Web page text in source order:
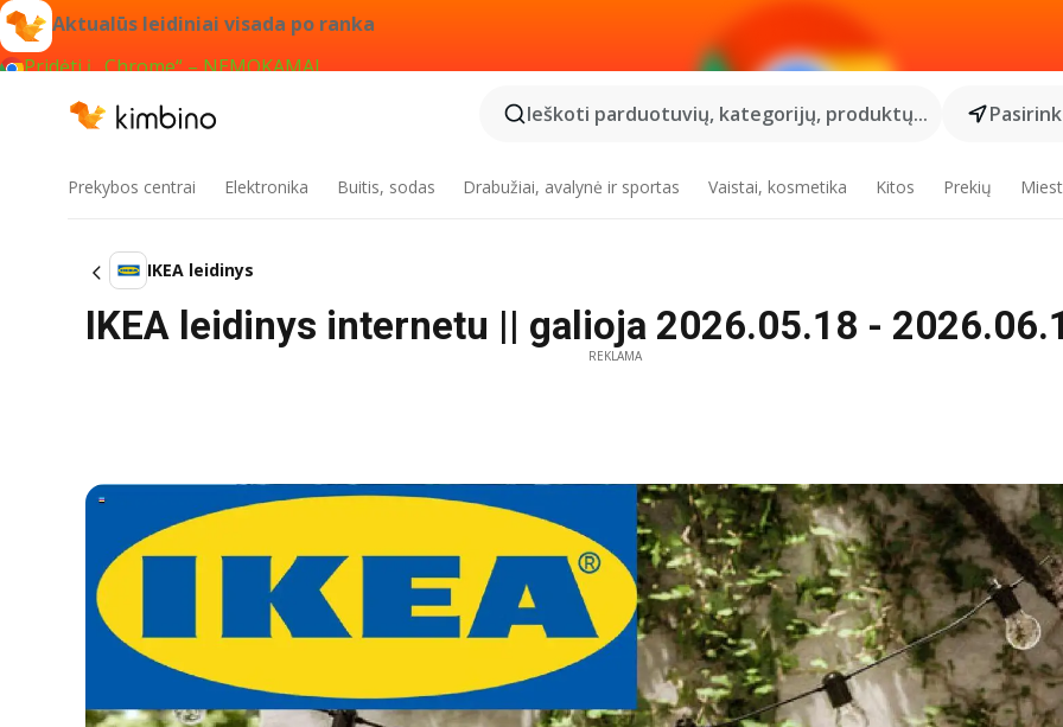
Aktualūs leidiniai visada po ranka
Pridėti į „Chrome“ – NEMOKAMAI
Ieškoti parduotuvių, kategorijų, produktų...
Prekybos centrai Elektronika Buitis, sodas Drabužiai, avalynė ir sportas Vaistai, kosmetika Kitos Prekių
IKEA leidinys
IKEA leidinys internetu || galioja 2026.05.18 -
REKLAMA